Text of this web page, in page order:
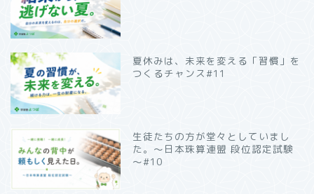
夏休みは、未来を変える「習慣」を
つくるチャンス#11
生徒たちの方が堂々としていまし
た。～日本珠算連盟 段位認定試験
～#10